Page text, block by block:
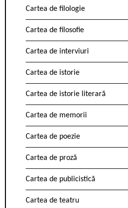
Cartea de filologie
Cartea de filosofie
Cartea de interviuri
Cartea de istorie
Cartea de istorie literară
Cartea de memorii
Cartea de poezie
Cartea de proză
Cartea de publicistică
Cartea de teatru